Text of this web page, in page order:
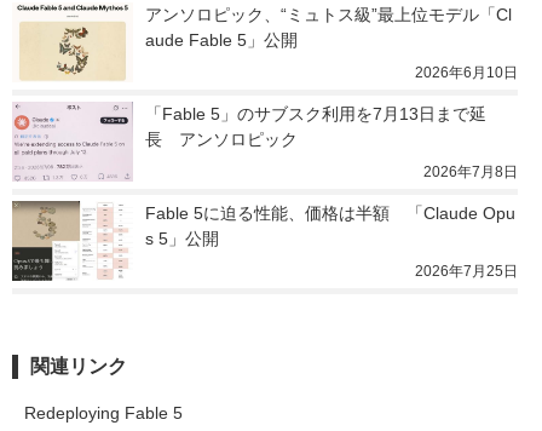
アンソロピック、“ミュトス級”最上位モデル「Cl
aude Fable 5」公開
2026年6月10日
「Fable 5」のサブスク利用を7月13日まで延
長　アンソロピック
2026年7月8日
Fable 5に迫る性能、価格は半額　「Claude Opu
s 5」公開
2026年7月25日
関連リンク
Redeploying Fable 5